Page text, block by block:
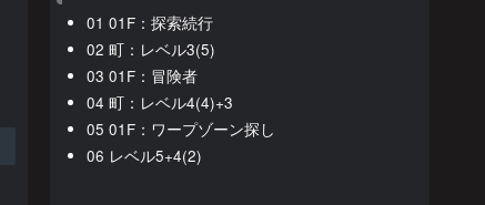
01 01F：探索続行
02 町：レベル3(5)
03 01F：冒険者
04 町：レベル4(4)+3
05 01F：ワープゾーン探し
06 レベル5+4(2)